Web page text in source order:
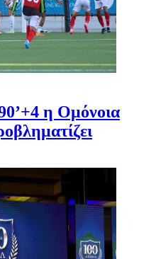
η Ομόνοια